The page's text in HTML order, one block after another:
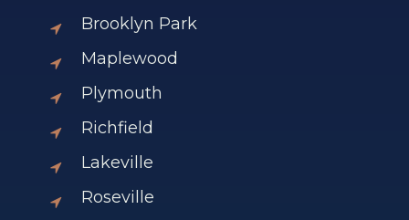
Brooklyn Park
Maplewood
Plymouth
Richfield
Lakeville
Roseville